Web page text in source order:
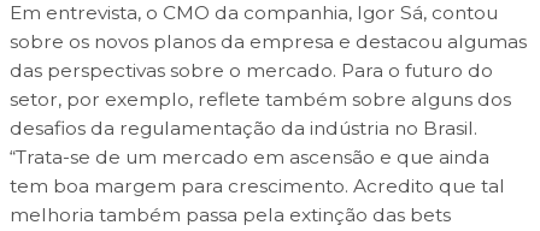
Em entrevista, o CMO da companhia, Igor Sá, contou
sobre os novos planos da empresa e destacou algumas
das perspectivas sobre o mercado. Para o futuro do
setor, por exemplo, reflete também sobre alguns dos
desafios da regulamentação da indústria no Brasil.
“Trata-se de um mercado em ascensão e que ainda
tem boa margem para crescimento. Acredito que tal
melhoria também passa pela extinção das bets